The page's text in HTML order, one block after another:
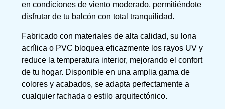
en condiciones de viento moderado, permitiéndote
disfrutar de tu balcón con total tranquilidad.
Fabricado con materiales de alta calidad, su lona
acrílica o PVC bloquea eficazmente los rayos UV y
reduce la temperatura interior, mejorando el confort
de tu hogar. Disponible en una amplia gama de
colores y acabados, se adapta perfectamente a
cualquier fachada o estilo arquitectónico.